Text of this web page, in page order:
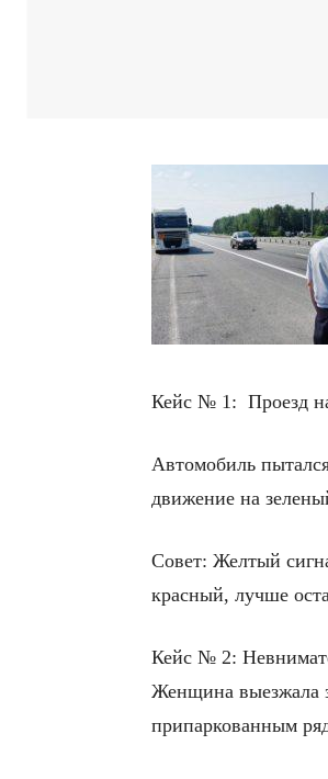
Кейс № 1: Проезд
Автомобиль
движение на
Совет: Желтый
красный, лучше
Кейс № 2:
Женщина выезжала
припаркованным